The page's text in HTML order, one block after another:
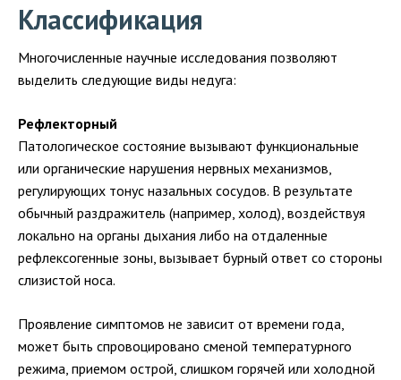
Классификация
Многочисленные научные исследования позволяют
выделить следующие виды недуга:
Рефлекторный
Патологическое состояние вызывают функциональные
или органические нарушения нервных механизмов,
регулирующих тонус назальных сосудов. В результате
обычный раздражитель (например, холод), воздействуя
локально на органы дыхания либо на отдаленные
рефлексогенные зоны, вызывает бурный ответ со стороны
слизистой носа.
Проявление симптомов не зависит от времени года,
может быть спровоцировано сменой температурного
режима, приемом острой, слишком горячей или холодной